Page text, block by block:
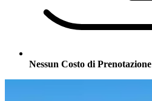
Nessun Costo di Prenotazione